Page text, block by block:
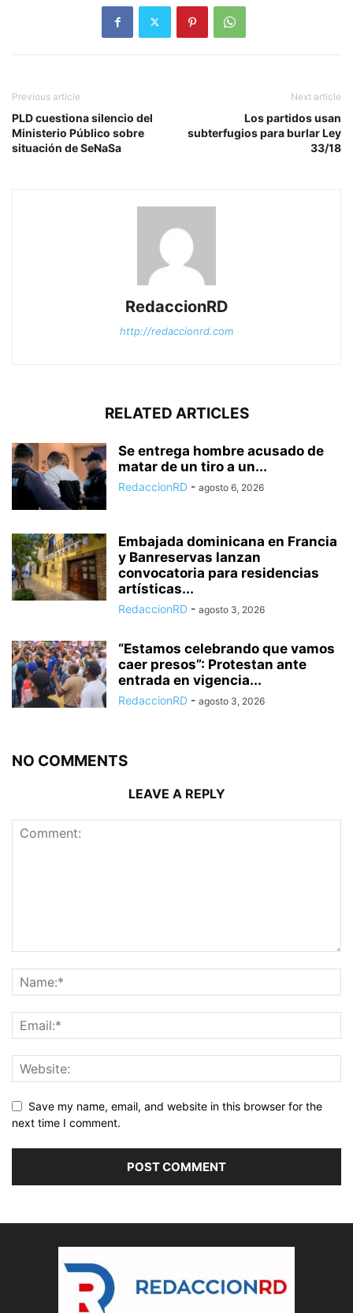
Previous article
PLD cuestiona silencio del
Ministerio Público sobre
situación de SeNaSa
Next article
Los partidos usan
subterfugios para burlar Ley
33/18
RedaccionRD
http://redaccionrd.com
RELATED ARTICLES
Se entrega hombre acusado de
matar de un tiro a un...
RedaccionRD - agosto 6, 2026
Embajada dominicana en Francia
y Banreservas lanzan
convocatoria para residencias
artísticas...
RedaccionRD - agosto 3, 2026
“Estamos celebrando que vamos
caer presos”: Protestan ante
entrada en vigencia...
RedaccionRD - agosto 3, 2026
NO COMMENTS
LEAVE A REPLY
Save my name, email, and website in this browser for the
next time I comment.